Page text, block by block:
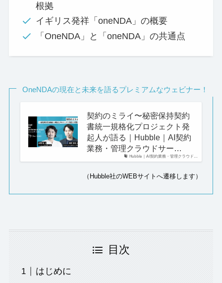
根拠
イギリス発祥「oneNDA」の概要
「OneNDA」と「oneNDA」の共通点
OneNDAの現在と未来を語るプレミアムなウェビナー！
Hubble｜AI契約業務・管理クラウド…
契約のミライ〜秘密保持契約
書統一規格化プロジェクト発
起人が語る｜Hubble｜AI契約
業務・管理クラウドサー…
（Hubble社のWEBサイトへ遷移します）
目次
はじめに